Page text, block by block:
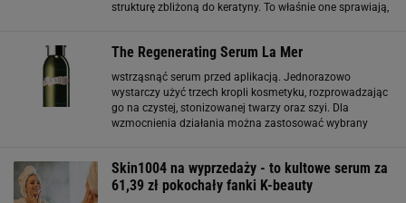
strukturę zbliżoną do keratyny. To właśnie one sprawiają,
The Regenerating Serum La Mer
wstrząsnąć serum przed aplikacją. Jednorazowo
wystarczy użyć trzech kropli kosmetyku, rozprowadzając
go na czystej, stonizowanej twarzy oraz szyi. Dla
wzmocnienia działania można zastosować wybrany
Skin1004 na wyprzedaży - to kultowe serum za
61,39 zł pokochały fanki K-beauty